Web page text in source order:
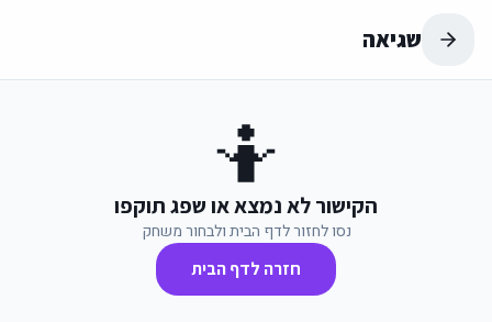
שגיאה
🤷
הקישור לא נמצא או שפג תוקפו
נסו לחזור לדף הבית ולבחור משחק
חזרה לדף הבית